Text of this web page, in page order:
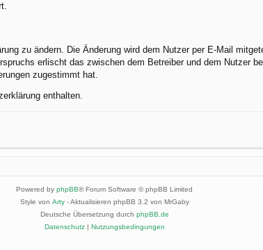
zu ändern. Die Änderung wird dem Nutzer per E-Mail
erlischt das zwischen dem Betreiber und dem Nutzer
zugestimmt hat.
enthalten.
Powered by phpBB® Forum Software © phpBB Limited
Style von Arty- Aktualisieren phpBB 3.2 von MrGaby
Deutsche Übersetzung durch phpBB.de
Datenschutz| Nutzungsbedingungen